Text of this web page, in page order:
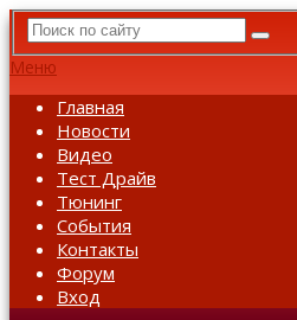
Меню
Главная
Новости
Видео
Тест Драйв
Тюнинг
События
Контакты
Форум
Вход